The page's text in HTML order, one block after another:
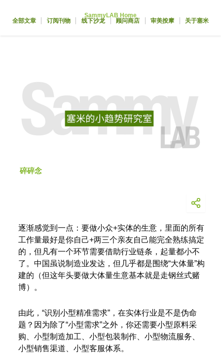
SammyLAB Home
全部文章 订阅刊物 线下沙龙 顾问商店 审美按摩 关于塞米
碎碎念
逐渐感觉到一点：要做小众+实体的生意，里面的所有
工作量最好是你自己+两三个亲友自己能完全熟练搞定
的，但凡有一个环节需要借助行业链条，起量都小不
了。中国虽说制造业发达，但几乎都是围绕“大体量”构
建的（但这年头要做大体量生意基本就是走钢丝式赌
博）。
由此，“识别小型精准需求”，在实体行业是不是伪命
题？因为除了“小型需求”之外，你还需要小型原料采
购、小型制造加工、小型包装制作、小型物流服务、
小型销售渠道、小型客服体系。